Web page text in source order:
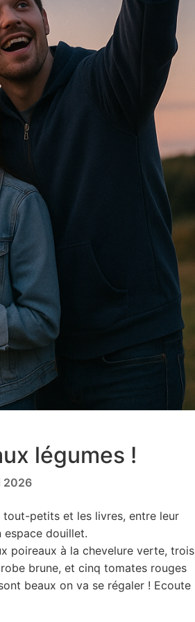
légumes !
2026
tout-petits et les livres, entre leur
espace douillet.
poireaux à la chevelure verte, trois
brune, et cinq tomates rouges
beaux on va se régaler ! Ecoute